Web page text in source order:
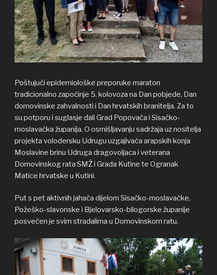
Poštujući epidemiološke preporuke maraton
tradicionalno započinje 5. kolovoza na Dan pobjede, Dan
domovinske zahvalnosti i Dan hrvatskih branitelja. Za to
su potporu i suglasje dali Grad Popovača i Sisačko-
moslavačka županija. O osmišljavanju sadržaja uz nositelja
projekta volodersku Udrugu uzgajivača arapskih konja
Moslavine brinu Udruga dragovoljaca i veterana
Domovinskog rata SMŽ i Grada Kutine te Ogranak
Matice hrvatske u Kutini.
Put s pet aktivnih jahača dijelom Sisačko-moslavačke,
Požeško-slavonske i Bjelovarsko-bilogorske županije
posvećen je svim stradalima u Domovinskom ratu.